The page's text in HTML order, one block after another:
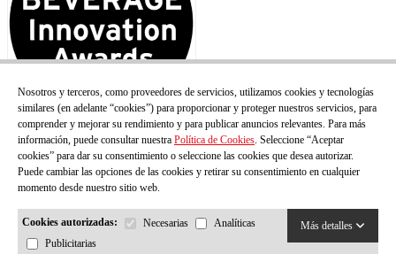
Nosotros y terceros, como proveedores de servicios, utilizamos cookies y tecnologías
similares (en adelante “cookies”) para proporcionar y proteger nuestros servicios, para
comprender y mejorar su rendimiento y para publicar anuncios relevantes. Para más
información, puede consultar nuestra Política de Cookies. Seleccione “Aceptar
cookies” para dar su consentimiento o seleccione las cookies que desea autorizar.
Puede cambiar las opciones de las cookies y retirar su consentimiento en cualquier
momento desde nuestro sitio web.
Cookies autorizadas: Necesarias
Analíticas
Publicitarias
Más detalles